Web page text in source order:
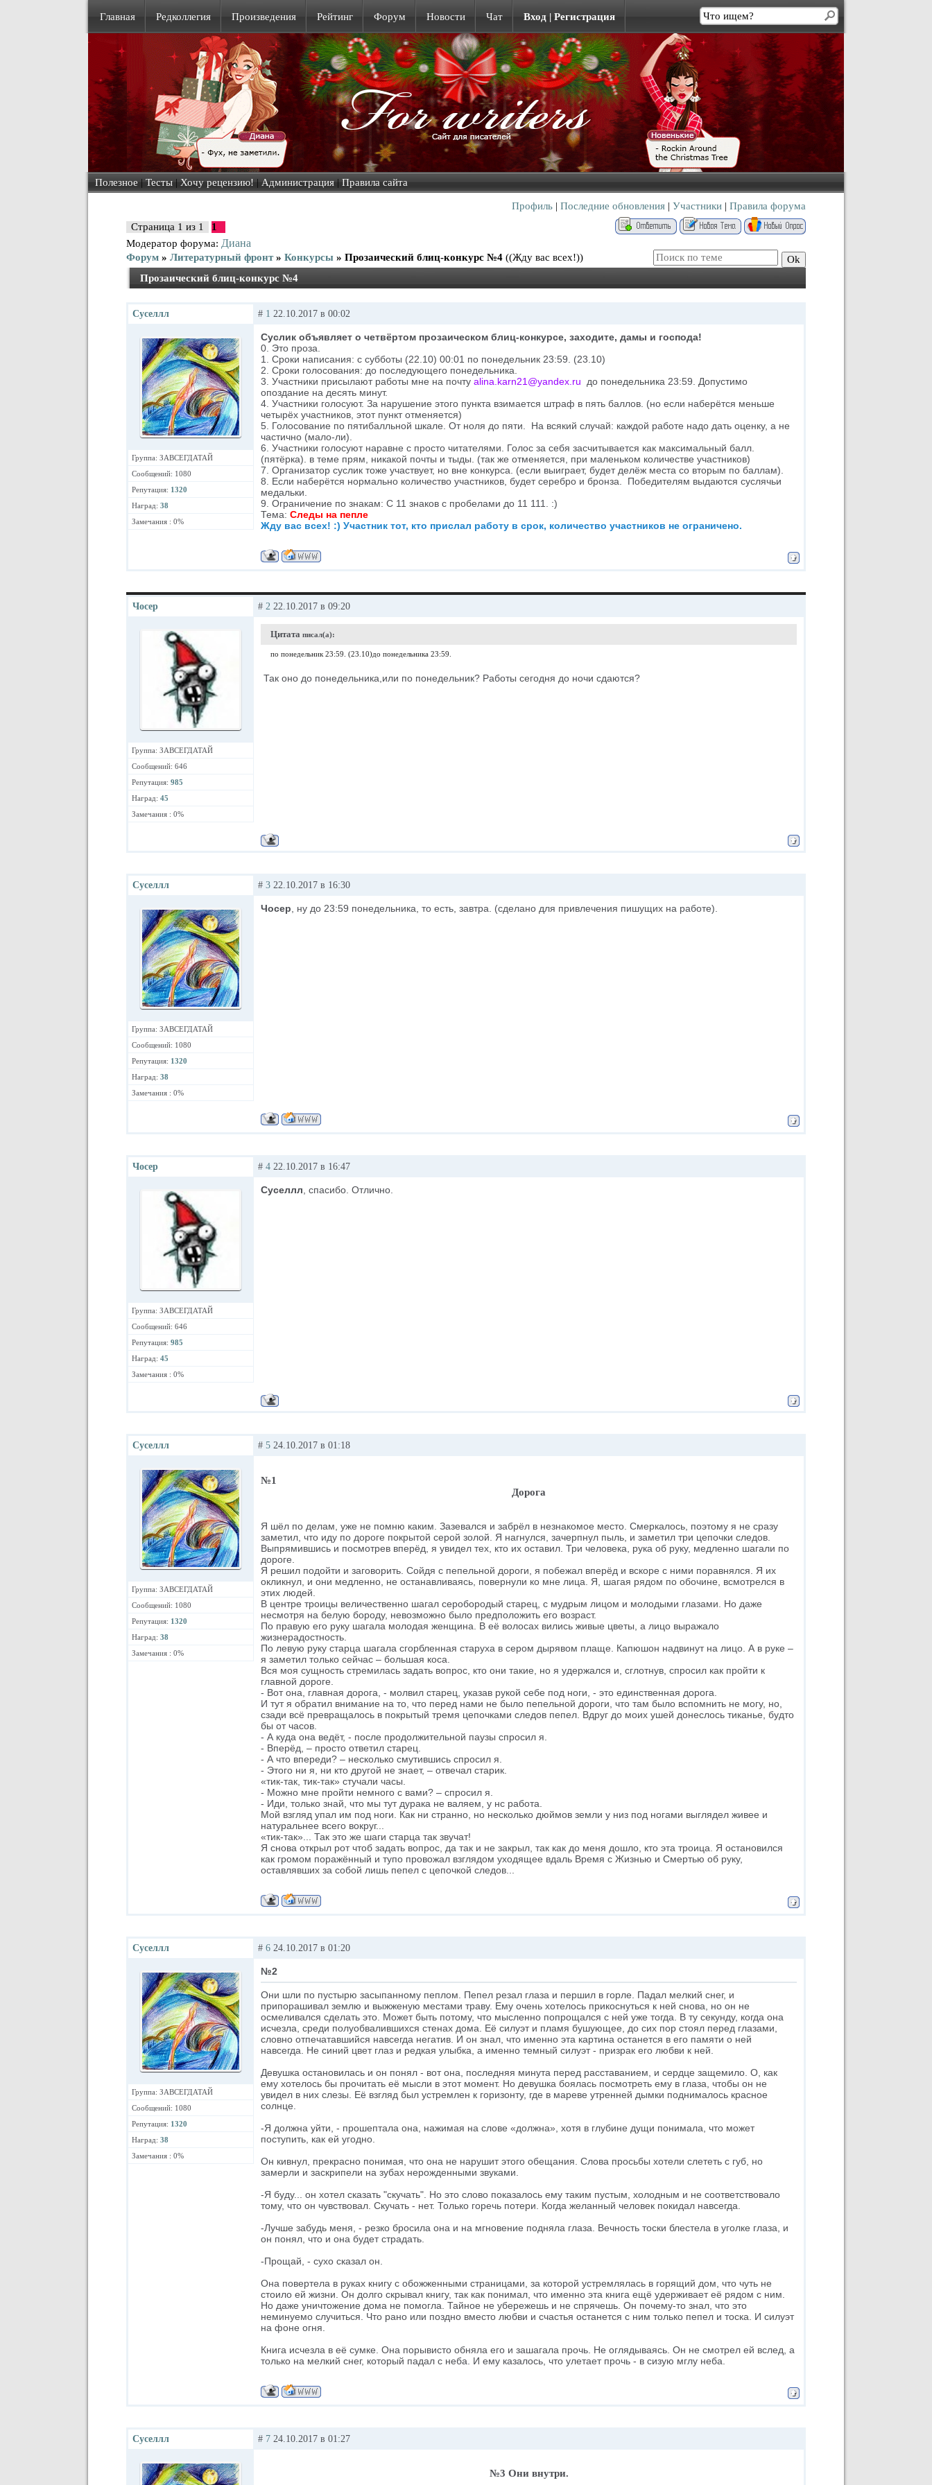
Главная Редколлегия Произведения Рейтинг Форум Новости Чат Вход | Регистрация
Полезное | Тесты | Хочу рецензию! | Администрация | Правила сайта
Профиль | Последние обновления | Участники | Правила форума
Страница 1 из 1
1
Модератор форума: Диана
Форум » Литературный фронт » Конкурсы » Прозаический блиц-конкурс №4 ((Жду вас всех!))
Прозаический блиц-конкурс №4
Суселлл
Группа: ЗАВСЕГДАТАЙ
Сообщений: 1080
Репутация: 1320
Наград: 38
Замечания : 0%
# 1 22.10.2017 в 00:02
Суслик объявляет о четвёртом прозаическом блиц-конкурсе, заходите, дамы и господа!
0. Это проза.
1. Сроки написания: с субботы (22.10) 00:01 по понедельник 23:59. (23.10)
2. Сроки голосования: до последующего понедельника.
3. Участники присылают работы мне на почту alina.karn21@yandex.ru до понедельника 23:59. Допустимо
опоздание на десять минут.
4. Участники голосуют. За нарушение этого пункта взимается штраф в пять баллов. (но если наберётся меньше
четырёх участников, этот пункт отменяется)
5. Голосование по пятибалльной шкале. От ноля до пяти. На всякий случай: каждой работе надо дать оценку, а не
частично (мало-ли).
6. Участники голосуют наравне с просто читателями. Голос за себя засчитывается как максимальный балл.
(пятёрка). в теме прям, никакой почты и тыды. (так же отменяется, при маленьком количестве участников)
7. Организатор суслик тоже участвует, но вне конкурса. (если выиграет, будет делёж места со вторым по баллам).
8. Если наберётся нормально количество участников, будет серебро и бронза. Победителям выдаются суслячьи
медальки.
9. Ограничение по знакам: С 11 знаков с пробелами до 11 111. :)
Тема: Следы на пепле
Жду вас всех! :) Участник тот, кто прислал работу в срок, количество участников не ограничено.
Чосер
Группа: ЗАВСЕГДАТАЙ
Сообщений: 646
Репутация: 985
Наград: 45
Замечания : 0%
# 2 22.10.2017 в 09:20
Цитата писал(а):
по понедельник 23:59. (23.10)до понедельника 23:59.
Так оно до понедельника,или по понедельник? Работы сегодня до ночи сдаются?
Суселлл
Группа: ЗАВСЕГДАТАЙ
Сообщений: 1080
Репутация: 1320
Наград: 38
Замечания : 0%
# 3 22.10.2017 в 16:30
Чосер , ну до 23:59 понедельника, то есть, завтра. (сделано для привлечения пишущих на работе).
Чосер
Группа: ЗАВСЕГДАТАЙ
Сообщений: 646
Репутация: 985
Наград: 45
Замечания : 0%
# 4 22.10.2017 в 16:47
Суселлл , спасибо. Отлично.
Суселлл
Группа: ЗАВСЕГДАТАЙ
Сообщений: 1080
Репутация: 1320
Наград: 38
Замечания : 0%
# 5 24.10.2017 в 01:18
№1
Дорога
Я шёл по делам, уже не помню каким. Зазевался и забрёл в незнакомое место. Смеркалось, поэтому я не сразу
заметил, что иду по дороге покрытой серой золой. Я нагнулся, зачерпнул пыль, и заметил три цепочки следов.
Выпрямившись и посмотрев вперёд, я увидел тех, кто их оставил. Три человека, рука об руку, медленно шагали по
дороге.
Я решил подойти и заговорить. Сойдя с пепельной дороги, я побежал вперёд и вскоре с ними поравнялся. Я их
окликнул, и они медленно, не останавливаясь, повернули ко мне лица. Я, шагая рядом по обочине, всмотрелся в
этих людей.
В центре троицы величественно шагал серобородый старец, с мудрым лицом и молодыми глазами. Но даже
несмотря на белую бороду, невозможно было предположить его возраст.
По правую его руку шагала молодая женщина. В её волосах вились живые цветы, а лицо выражало
жизнерадостность.
По левую руку старца шагала сгорбленная старуха в сером дырявом плаще. Капюшон надвинут на лицо. А в руке –
я заметил только сейчас – большая коса.
Вся моя сущность стремилась задать вопрос, кто они такие, но я удержался и, сглотнув, спросил как пройти к
главной дороге.
- Вот она, главная дорога, - молвил старец, указав рукой себе под ноги, - это единственная дорога.
И тут я обратил внимание на то, что перед нами не было пепельной дороги, что там было вспомнить не могу, но,
сзади всё превращалось в покрытый тремя цепочками следов пепел. Вдруг до моих ушей донеслось тиканье, будто
бы от часов.
- А куда она ведёт, - после продолжительной паузы спросил я.
- Вперёд, – просто ответил старец.
- А что впереди? – несколько смутившись спросил я.
- Этого ни я, ни кто другой не знает, – отвечал старик.
«тик-так, тик-так» стучали часы.
- Можно мне пройти немного с вами? – спросил я.
- Иди, только знай, что мы тут дурака не валяем, у нс работа.
Мой взгляд упал им под ноги. Как ни странно, но несколько дюймов земли у низ под ногами выглядел живее и
натуральнее всего вокруг...
«тик-так»... Так это же шаги старца так звучат!
Я снова открыл рот чтоб задать вопрос, да так и не закрыл, так как до меня дошло, кто эта троица. Я остановился
как громом поражённый и тупо провожал взглядом уходящее вдаль Время с Жизнью и Смертью об руку,
оставлявших за собой лишь пепел с цепочкой следов...
Суселлл
Группа: ЗАВСЕГДАТАЙ
Сообщений: 1080
Репутация: 1320
Наград: 38
Замечания : 0%
# 6 24.10.2017 в 01:20
№2
Они шли по пустырю засыпанному пеплом. Пепел резал глаза и першил в горле. Падал мелкий снег, и
припорашивал землю и выжженую местами траву. Ему очень хотелось прикоснуться к ней снова, но он не
осмеливался сделать это. Может быть потому, что мысленно попрощался с ней уже тогда. В ту секунду, когда она
исчезла, среди полуобвалившихся стенах дома. Её силуэт и пламя бушующее, до сих пор стоял перед глазами,
словно отпечатавшийся навсегда негатив. И он знал, что именно эта картина останется в его памяти о ней
навсегда. Не синий цвет глаз и редкая улыбка, а именно темный силуэт - призрак его любви к ней.
Девушка остановилась и он понял - вот она, последняя минута перед расставанием, и сердце защемило. О, как
ему хотелось бы прочитать её мысли в этот момент. Но девушка боялась посмотреть ему в глаза, чтобы он не
увидел в них слезы. Её взгляд был устремлен к горизонту, где в мареве утренней дымки поднималось красное
солнце.
-Я должна уйти, - прошептала она, нажимая на слове «должна», хотя в глубине дущи понимала, что может
поступить, как ей угодно.
Он кивнул, прекрасно понимая, что она не нарушит этого обещания. Слова просьбы хотели слететь с губ, но
замерли и заскрипели на зубах нерожденными звуками.
-Я буду... он хотел сказать "скучать". Но это слово показалось ему таким пустым, холодным и не соответствовало
тому, что он чувствовал. Скучать - нет. Только горечь потери. Когда желанный человек покидал навсегда.
-Лучше забудь меня, - резко бросила она и на мгновение подняла глаза. Вечность тоски блестела в уголке глаза, и
он понял, что и она будет страдать.
-Прощай, - сухо сказал он.
Она повертела в руках книгу с обожженными страницами, за которой устремлялась в горящий дом, что чуть не
стоило ей жизни. Он долго скрывал книгу, так как понимал, что именно эта книга ещё удерживает её рядом с ним.
Но даже уничтожение дома не помогла. Тайное не убережешь и не спрячешь. Он почему-то знал, что это
неминуемо случиться. Что рано или поздно вместо любви и счастья останется с ним только пепел и тоска. И силуэт
на фоне огня.
Книга исчезла в её сумке. Она порывисто обняла его и зашагала прочь. Не оглядываясь. Он не смотрел ей вслед, а
только на мелкий снег, который падал с неба. И ему казалось, что улетает прочь - в сизую мглу неба.
Суселлл # 7 24.10.2017 в 01:27
№3 Они внутри.